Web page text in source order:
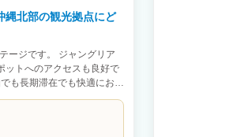
北部の観光拠点にど
ージです。 ジャングリア
ットへのアクセスも良好で
も長期滞在でも快適にお過
ーム：①ダブルベッド×2台/
６号